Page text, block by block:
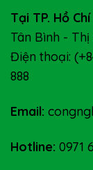
Tại TP. Hồ Chí
Tân Bình -
Điện thoại:
888
Email:
Hotline: 0971